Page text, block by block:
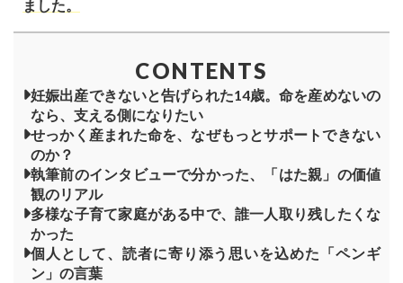
ました。
CONTENTS
妊娠出産できないと告げられた14歳。命を産めないの
なら、支える側になりたい
せっかく産まれた命を、なぜもっとサポートできない
のか？
執筆前のインタビューで分かった、「はた親」の価値
観のリアル
多様な子育て家庭がある中で、誰一人取り残したくな
かった
個人として、読者に寄り添う思いを込めた「ペンギ
ン」の言葉